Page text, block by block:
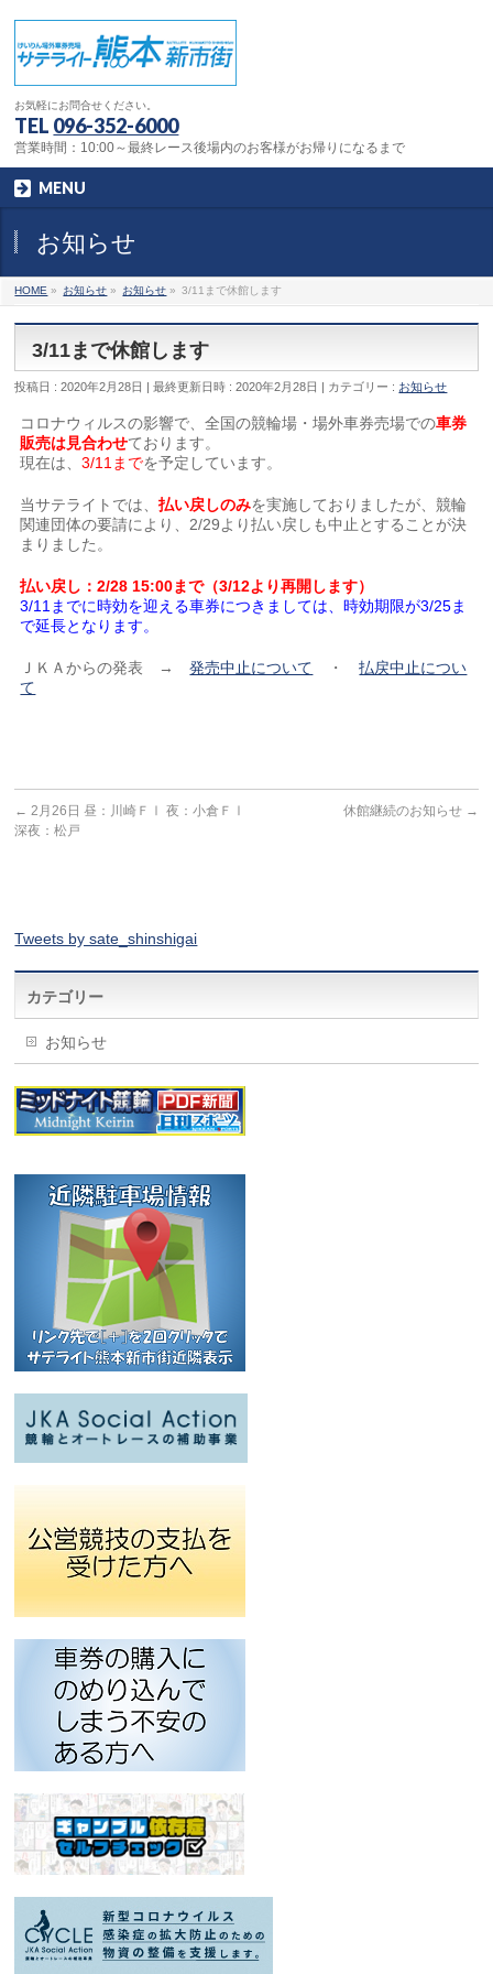
お気軽にお問合せください。
TEL 096-352-6000
営業時間：10:00～最終レース後場内のお客様がお帰りになるまで
MENU
お知らせ
HOME » お知らせ » お知らせ » 3/11まで休館します
3/11まで休館します
投稿日 : 2020年2月28日 最終更新日時 : 2020年2月28日 カテゴリー : お知らせ
コロナウィルスの影響で、全国の競輪場・場外車券売場での車券
販売は見合わせております。
現在は、3/11までを予定しています。
当サテライトでは、払い戻しのみを実施しておりましたが、競輪
関連団体の要請により、2/29より払い戻しも中止とすることが決
まりました。
払い戻し：2/28 15:00まで（3/12より再開します）
3/11までに時効を迎える車券につきましては、時効期限が3/25ま
で延長となります。
ＪＫＡからの発表 →発売中止について ・払戻中止につい
て
← 2月26日 昼：川崎ＦⅠ 夜：小倉ＦⅠ
深夜：松戸
休館継続のお知らせ →
Tweets by sate_shinshigai
カテゴリー
お知らせ